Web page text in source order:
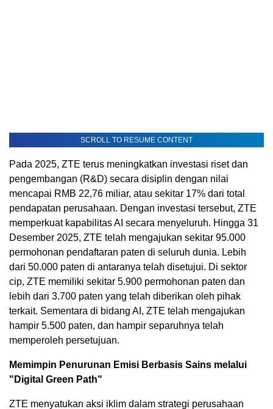
SCROLL TO RESUME CONTENT
Pada 2025, ZTE terus meningkatkan investasi riset dan
pengembangan (R&D) secara disiplin dengan nilai
mencapai RMB 22,76 miliar, atau sekitar 17% dari total
pendapatan perusahaan. Dengan investasi tersebut, ZTE
memperkuat kapabilitas AI secara menyeluruh. Hingga 31
Desember 2025, ZTE telah mengajukan sekitar 95.000
permohonan pendaftaran paten di seluruh dunia. Lebih
dari 50.000 paten di antaranya telah disetujui. Di sektor
cip, ZTE memiliki sekitar 5.900 permohonan paten dan
lebih dari 3.700 paten yang telah diberikan oleh pihak
terkait. Sementara di bidang AI, ZTE telah mengajukan
hampir 5.500 paten, dan hampir separuhnya telah
memperoleh persetujuan.
Memimpin Penurunan Emisi Berbasis Sains melalui
"Digital Green Path"
ZTE menyatukan aksi iklim dalam strategi perusahaan